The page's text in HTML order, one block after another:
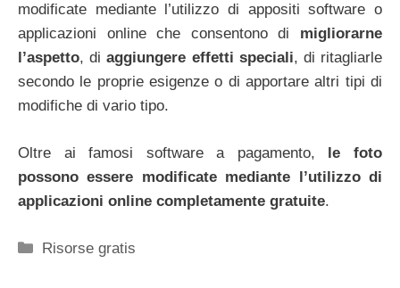
modificate mediante l’utilizzo di appositi software o
applicazioni online che consentono di migliorarne
l’aspetto, diaggiungere effetti speciali, di ritagliarle
secondo le proprie esigenze o di apportare altri tipi di
modifiche di vario tipo.
Oltre ai famosi software a pagamento, le foto
possono essere modificate mediante l’utilizzo di
applicazioni online completamente gratuite.
Categorie
Risorse gratis